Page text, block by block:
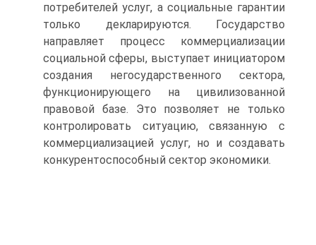
потребителей услуг, а социальные гарантии
только декларируются. Государство
направляет процесс коммерциализации
социальной сферы, выступает инициатором
создания негосударственного секто­ра,
функционирующего на цивилизованной
правовой базе. Это по­зволяет не только
контролировать ситуацию, связанную с
коммер­циализацией услуг, но и создавать
конкурентоспособный сектор экономики.